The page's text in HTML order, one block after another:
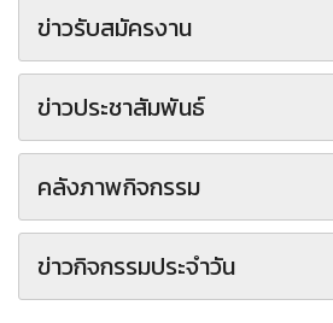
ข่าวรับสมัครงาน
ข่าวประชาสัมพันธ์
คลังภาพกิจกรรม
ข่าวกิจกรรมประจำวัน